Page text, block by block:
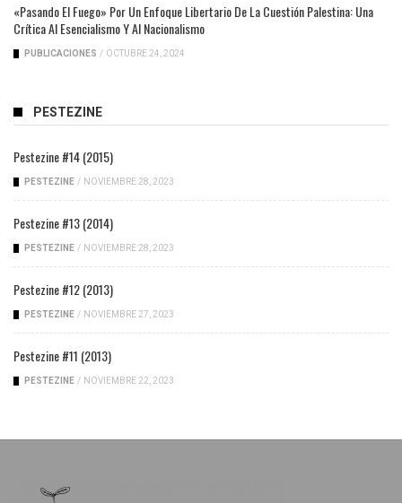
«Pasando El Fuego» Por Un Enfoque Libertario De La Cuestión Palestina: Una
Crítica Al Esencialismo Y Al Nacionalismo
PUBLICACIONES / OCTUBRE 24, 2024
PESTEZINE
Pestezine #14 (2015)
PESTEZINE / NOVIEMBRE 28, 2023
Pestezine #13 (2014)
PESTEZINE / NOVIEMBRE 28, 2023
Pestezine #12 (2013)
PESTEZINE / NOVIEMBRE 27, 2023
Pestezine #11 (2013)
PESTEZINE / NOVIEMBRE 22, 2023